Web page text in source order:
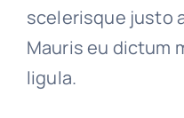
scelerisque justo
Mauris eu dictum
ligula.